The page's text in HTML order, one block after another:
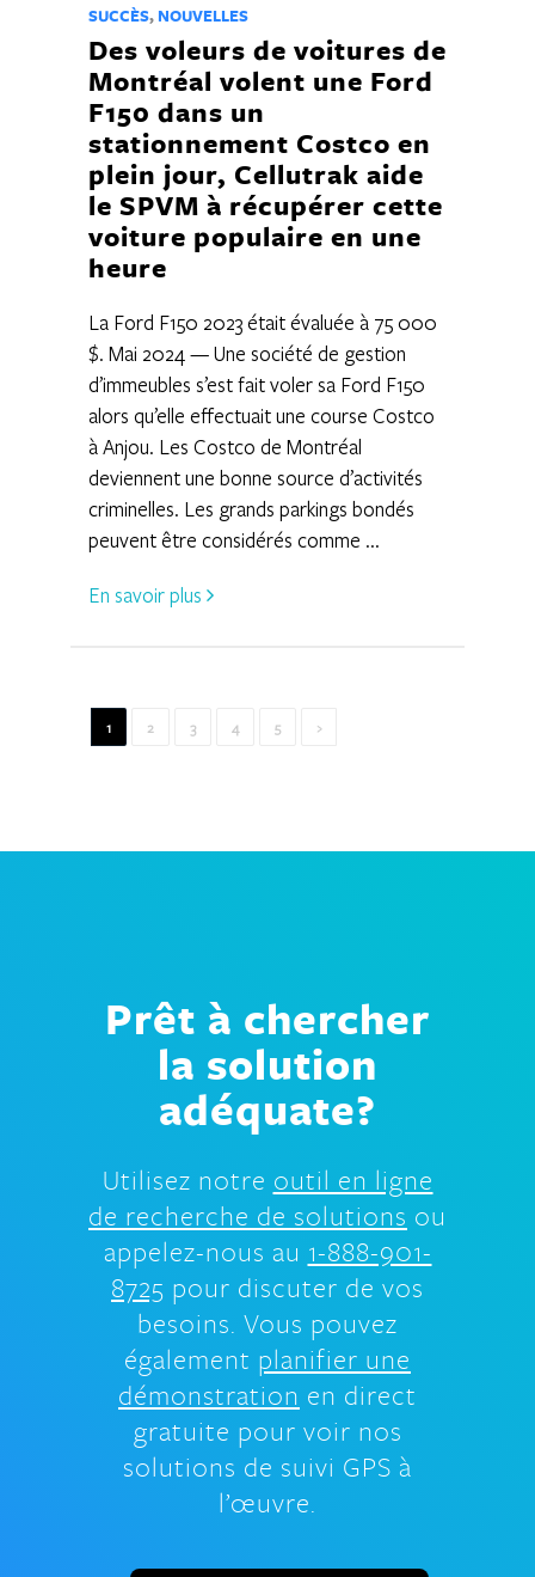
SUCCÈS, NOUVELLES
Des voleurs de voitures de
Montréal volent une Ford
F150 dans un
stationnement Costco en
plein jour, Cellutrak aide
le SPVM à récupérer cette
voiture populaire en une
heure
La Ford F150 2023 était évaluée à 75 000
$. Mai 2024 — Une société de gestion
d’immeubles s’est fait voler sa Ford F150
alors qu’elle effectuait une course Costco
à Anjou. Les Costco de Montréal
deviennent une bonne source d’activités
criminelles. Les grands parkings bondés
peuvent être considérés comme ...
En savoir plus
1 2 3 4 5 ›
Prêt à chercher
la solution
adéquate?
Utilisez notre outil en ligne
de recherche de solutions ou
appelez-nous au 1-888-901-
8725 pour discuter de vos
besoins. Vous pouvez
également planifier une
démonstration en direct
gratuite pour voir nos
solutions de suivi GPS à
l’œuvre.